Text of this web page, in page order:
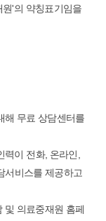
'의 약칭표기임을
해 무료 상담센터를
이 전화, 온라인,
서비스를 제공하고
및 의료중재원 홈페